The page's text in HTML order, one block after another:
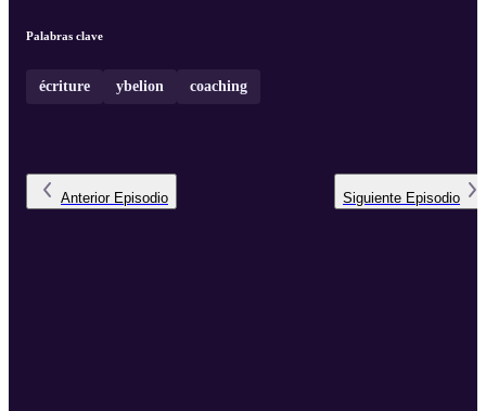
Palabras clave
écriture ybelion coaching
Anterior Episodio Siguiente Episodio